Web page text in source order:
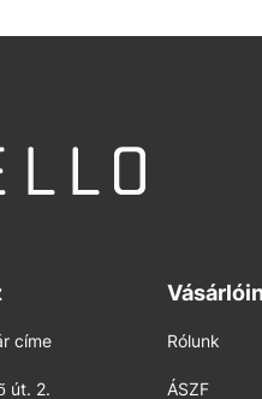
címe
út. 2.
Rólunk
ÁSZF